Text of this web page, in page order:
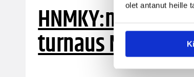
olet antanut heille
HNMKY:n naisten
turnaus Malmilla